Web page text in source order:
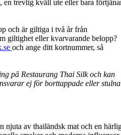
en trevlig kväll ute eller bara
och är giltiga i två år från
giltighet eller kvarvarande belopp?
och ange ditt kortnummer, så
på Restaurang Thai Silk och kan
ej för borttappade eller stulna
njuta av thailändsk mat och en